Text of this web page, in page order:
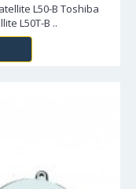
L50-B Toshiba
L50T-B ..